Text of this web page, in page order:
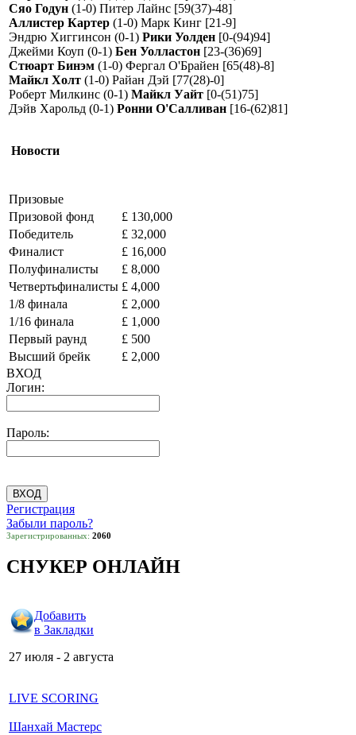
Сяо Годун (1-0) Питер Лайнс [59(37)-48]
Аллистер Картер (1-0) Марк Кинг [21-9]
Эндрю Хиггинсон (0-1) Рики Уолден [0-(94)94]
Джейми Коуп (0-1) Бен Уолластон [23-(36)69]
Стюарт Бинэм (1-0) Фергал О'Брайен [65(48)-8]
Майкл Холт (1-0) Райан Дэй [77(28)-0]
Роберт Милкинс (0-1) Майкл Уайт [0-(51)75]
Дэйв Харольд (0-1) Ронни О'Салливан [16-(62)81]
Новости
Призовые
Призовой фонд
£ 130,000
Победитель
£ 32,000
Финалист
£ 16,000
Полуфиналисты
£ 8,000
Четвертьфиналисты £ 4,000
1/8 финала
£ 2,000
1/16 финала
£ 1,000
Первый раунд
£ 500
Высший брейк
£ 2,000
ВХОД
Логин:
Пароль:
Регистрация
Забыли пароль?
Зарегистрированных: 2060
СНУКЕР ОНЛАЙН
Добавить
в Закладки
27 июля - 2 августа
LIVE SCORING
Шанхай Мастерс